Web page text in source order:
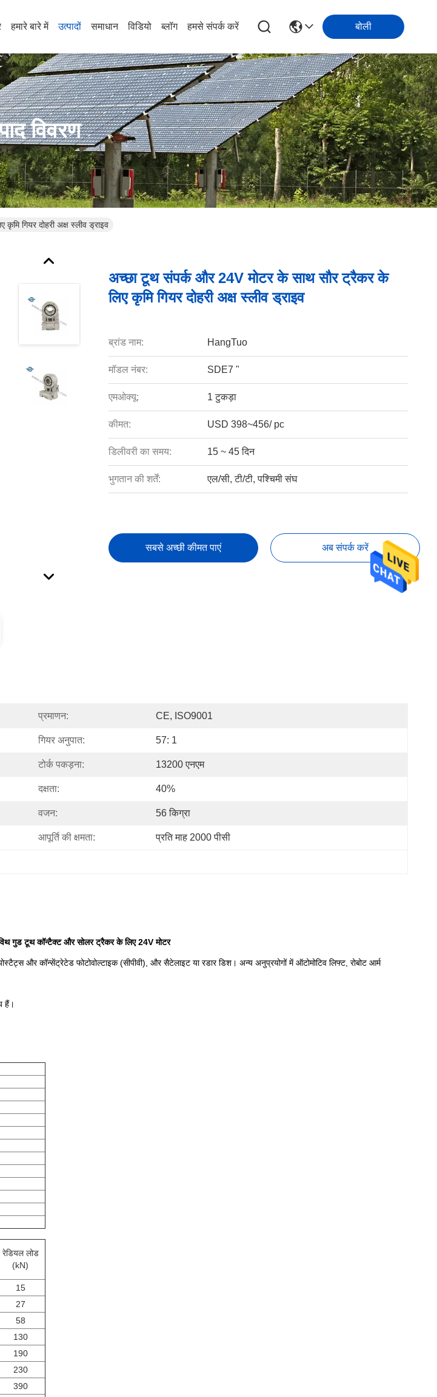
हमारे बारे में उत्पादों समाधान विडियो ब्लॉग हमसे संपर्क करें बोली
विवरण
गियर दोहरी अक्ष स्लीव ड्राइव
अच्छा टूथ संपर्क और 24V मोटर के साथ सौर ट्रैकर के
लिए कृमि गियर दोहरी अक्ष स्लीव ड्राइव
ब्रांड नाम: HangTuo
मॉडल नंबर: SDE7 "
एमओक्यू: 1 टुकड़ा
कीमत: USD 398~456/ pc
डिलीवरी का समय: 15 ~ 45 दिन
भुगतान की शर्तें: एल/सी, टी/टी, पश्चिमी संघ
सबसे अच्छी कीमत पाएं अब संपर्क करें
प्रमाणन: CE, ISO9001
गियर अनुपात: 57: 1
टोर्क पकड़ना: 13200 एनएम
दक्षता: 40%
वजन: 56 किग्रा
आपूर्ति की क्षमता: प्रति माह 2000 पीसी
गुड टूथ कॉन्टैक्ट और सोलर ट्रैकर के लिए 24V मोटर
और कॉन्सेंट्रेटेड फोटोवोल्टाइक (सीपीवी), और सैटेलाइट या रडार डिश। अन्य अनुप्रयोगों में ऑटोमोटिव लिफ्ट, रोबोट आर्म
हैं।
रेडियल लोड
(kN)
15
27
58
130
190
230
390